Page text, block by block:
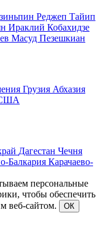
Реджеп Тайип
Ираклий Кобахидзе
Масуд Пезешкиан
Грузия Абхазия
Дагестан Чечня
Балкария Карачаево-
персональные
чтобы обеспечить
веб-сайтом.
ОК